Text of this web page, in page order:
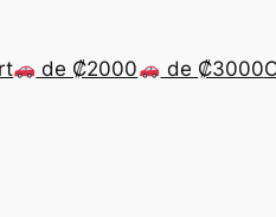
de ₡2000 de ₡3000